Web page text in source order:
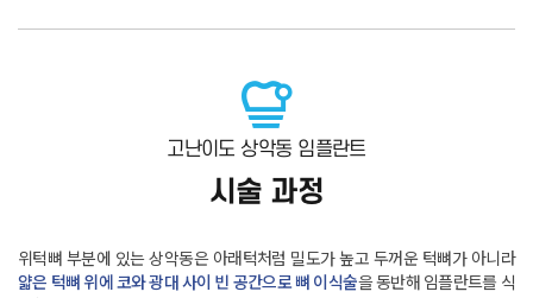
고난이도 상악동 임플란트
시술 과정
위턱뼈 부분에 있는 상악동은 아래턱처럼 밀도가 높고 두꺼운 턱뼈가 아니라
얇은 턱뼈 위에 코와 광대 사이 빈 공간으로 뼈 이식술을 동반해 임플란트를 식